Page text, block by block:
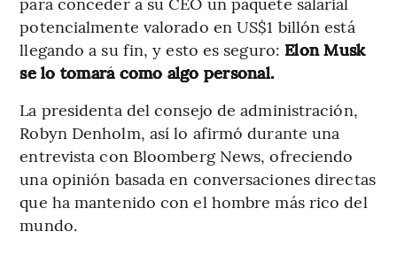
potencialmente valorado en US$1 billón está
llegando a su fin, y esto es seguro: Elon Musk
se lo tomará como algo personal.
La presidenta del consejo de administración,
Robyn Denholm, así lo afirmó durante una
entrevista con Bloomberg News, ofreciendo
una opinión basada en conversaciones directas
que ha mantenido con el hombre más rico del
mundo.